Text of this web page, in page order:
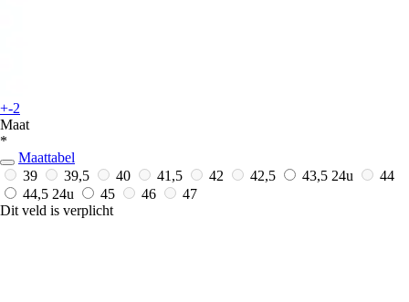
+-2
Maat
*
Maattabel
39
39,5 40 41,5 42 42,5 43,5 24u
44
44,5 24u 45 46
47
Dit veld is verplicht